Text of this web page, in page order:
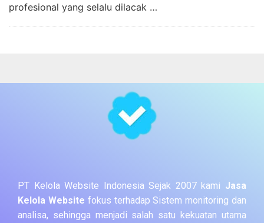
profesional yang selalu dilacak …
PT Kelola Website Indonesia Sejak 2007 kami Jasa
Kelola Website fokus terhadap Sistem monitoring dan
analisa, sehingga menjadi salah satu kekuatan utama